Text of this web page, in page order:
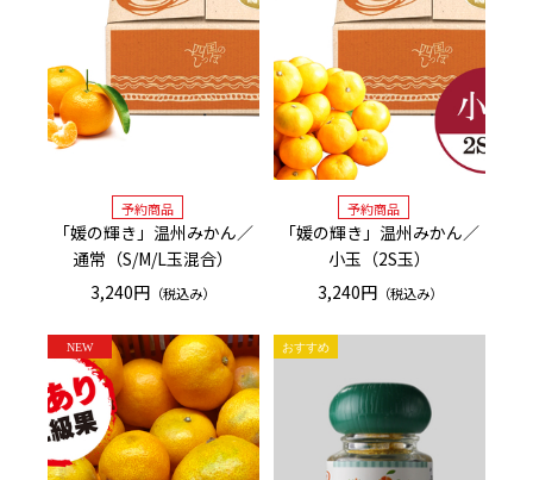
「媛の輝き」温州みかん／
通常（S/M/L玉混合）
3,240円 （税込み）
「媛の輝き」温州みかん／
小玉（2S玉）
3,240円 （税込み）